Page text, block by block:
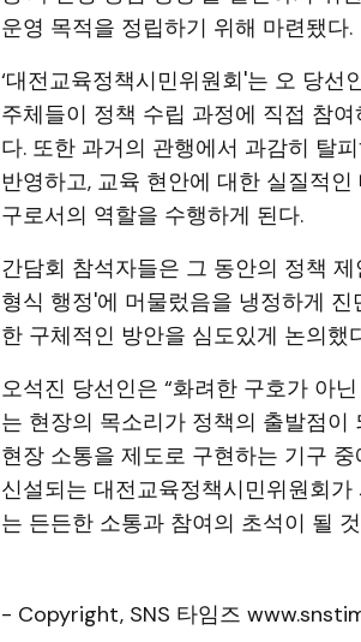
운영 목적을 정립하기 위해 마련됐다.
‘대전교육정책시민위원회'는 오 당
주체들이 정책 수립 과정에 직접 참
다. 또한 과거의 관행에서 과감히 탈
반영하고, 교육 현안에 대한 실질적
구로서의 역할을 수행하게 된다.
간담회 참석자들은 그 동안의 정책
형식 행정'에 머물렀음을 냉정하게
한 구체적인 방안을 심도있게 논의했
오석진 당선인은 “화려한 구호가 아
는 현장의 목소리가 정책의 출발점이
현장 소통을 제도로 구현하는 기구
신설되는 대전교육정책시민위원회
는 든든한 소통과 참여의 초석이 될
- Copyright, SNS 타임즈